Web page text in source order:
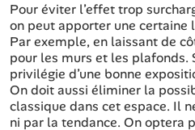
Pour éviter l’effet trop
on peut apporter une certaine
Par exemple, en laissant de
pour les murs et les plafonds.
privilégie d’une bonne
On doit aussi éliminer la
classique dans cet espace. Il
ni par la tendance. On optera